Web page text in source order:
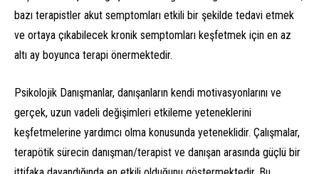
bazı terapistler akut semptomları etkili bir şekilde tedavi etmek
ve ortaya çıkabilecek kronik semptomları keşfetmek için en az
altı ay boyunca terapi önermektedir.
Psikolojik Danışmanlar, danışanların kendi motivasyonlarını ve
gerçek, uzun vadeli değişimleri etkileme yeteneklerini
keşfetmelerine yardımcı olma konusunda yeteneklidir. Çalışmalar,
terapötik sürecin danışman/terapist ve danışan arasında güçlü bir
Psikodeğişim Danışmanlık